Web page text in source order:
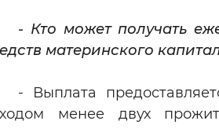
- Кто может получать
материнского
- Выплата
менее двух